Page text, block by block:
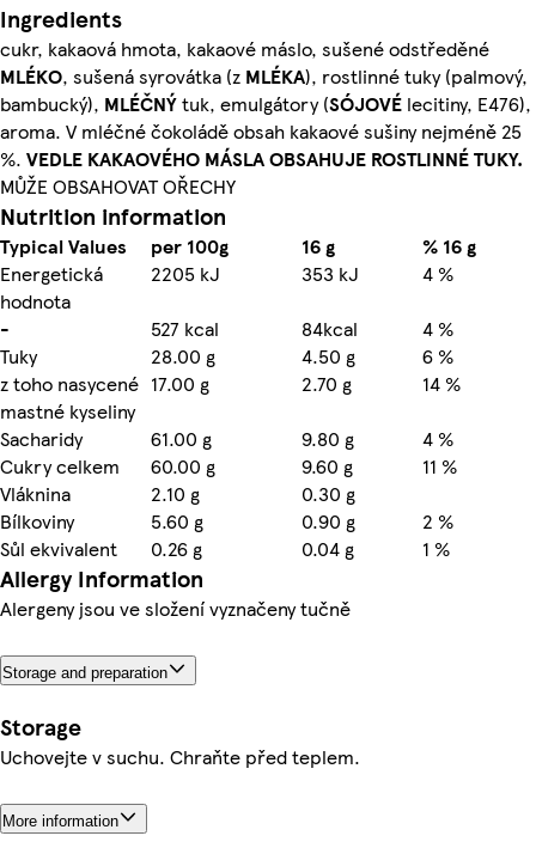
Ingredients
cukr, kakaová hmota, kakaové máslo, sušené odstředěné
MLÉKO, sušená syrovátka (z MLÉKA), rostlinné tuky (palmový,
bambucký), MLÉČNÝtuk, emulgátory (SÓJOVÉ lecitiny, E476),
aroma. V mléčné čokoládě obsah kakaové sušiny nejméně 25
%. VEDLE KAKAOVÉHO MÁSLA OBSAHUJE ROSTLINNÉ TUKY.
MŮŽE OBSAHOVAT OŘECHY
Nutrition information
Typical Values per 100g 16 g
% 16 g
Energetická
hodnota
2205 kJ 353 kJ
4 %
-
527 kcal 84kcal
4 %
Tuky
28.00 g 4.50 g
6 %
z toho nasycené
mastné kyseliny
17.00 g 2.70 g
14 %
Sacharidy
61.00 g 9.80 g
4 %
Cukry celkem
60.00 g 9.60 g
11 %
Vláknina
2.10 g
0.30 g
Bílkoviny
5.60 g 0.90 g
2 %
Sůl ekvivalent
0.26 g 0.04 g 1 %
Allergy Information
Alergeny jsou ve složení vyznačeny tučně
Storage and preparation
Storage
Uchovejte v suchu. Chraňte před teplem.
More information